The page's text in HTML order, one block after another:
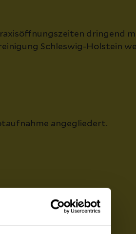
dringend
Schleswig-Holstein
angegliedert.